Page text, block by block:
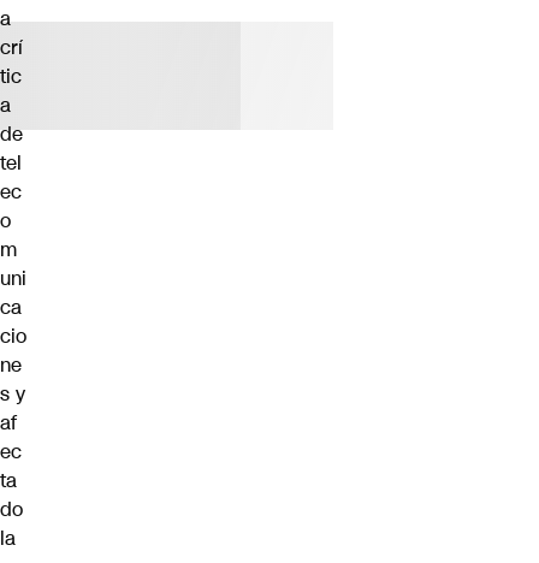
a
crí
tic
a
de
tel
ec
o
m
uni
ca
cio
ne
s y
af
ec
ta
do
la